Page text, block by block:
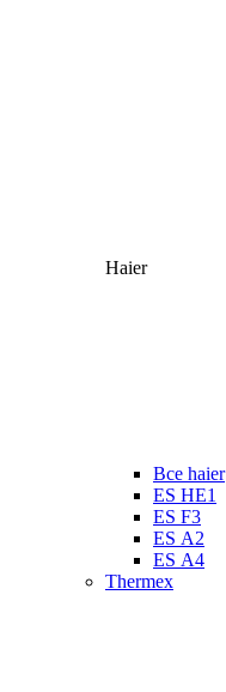
Haier
Все haier
ES HE1
ES F3
ES А2
ES А4
Thermex